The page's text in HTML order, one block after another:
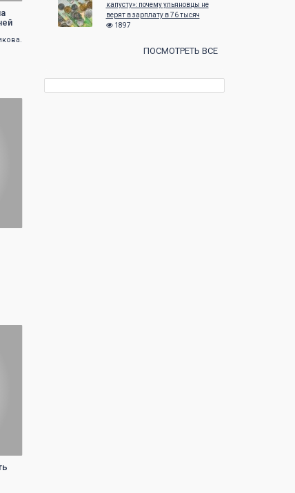
капусту»: почему ульяновцы не
верят в зарплату в 76 тысяч
1897
ПОСМОТРЕТЬ ВСЕ